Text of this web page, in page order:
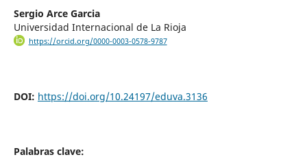
Sergio Arce Garcia
Universidad Internacional de La Rioja
https://orcid.org/0000-0003-0578-9787
DOI: https://doi.org/10.24197/eduva.3136
Palabras clave: